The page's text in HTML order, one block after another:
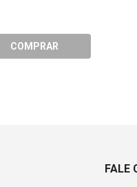
COMPRAR
FALE